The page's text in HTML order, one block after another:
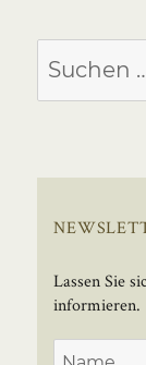
Suchen
nach:
Lassen Sie
informieren.